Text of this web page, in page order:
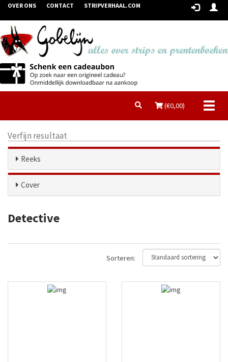
OVER ONS CONTACT STRIPVERHAAL.COM
(€0,00)
Verfijn resultaat
Reeks
Cover
Detective
Sorteren: